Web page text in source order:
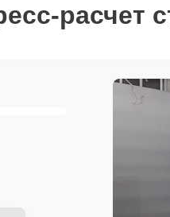
расчет